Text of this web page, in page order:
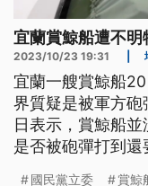
宜蘭賞鯨船遭不
2023/10/23 19:31
宜蘭一艘賞鯨船
界質疑是被軍方砲
日表示，賞鯨船並
是否被砲彈打到還
國民黨立委 賞鯨